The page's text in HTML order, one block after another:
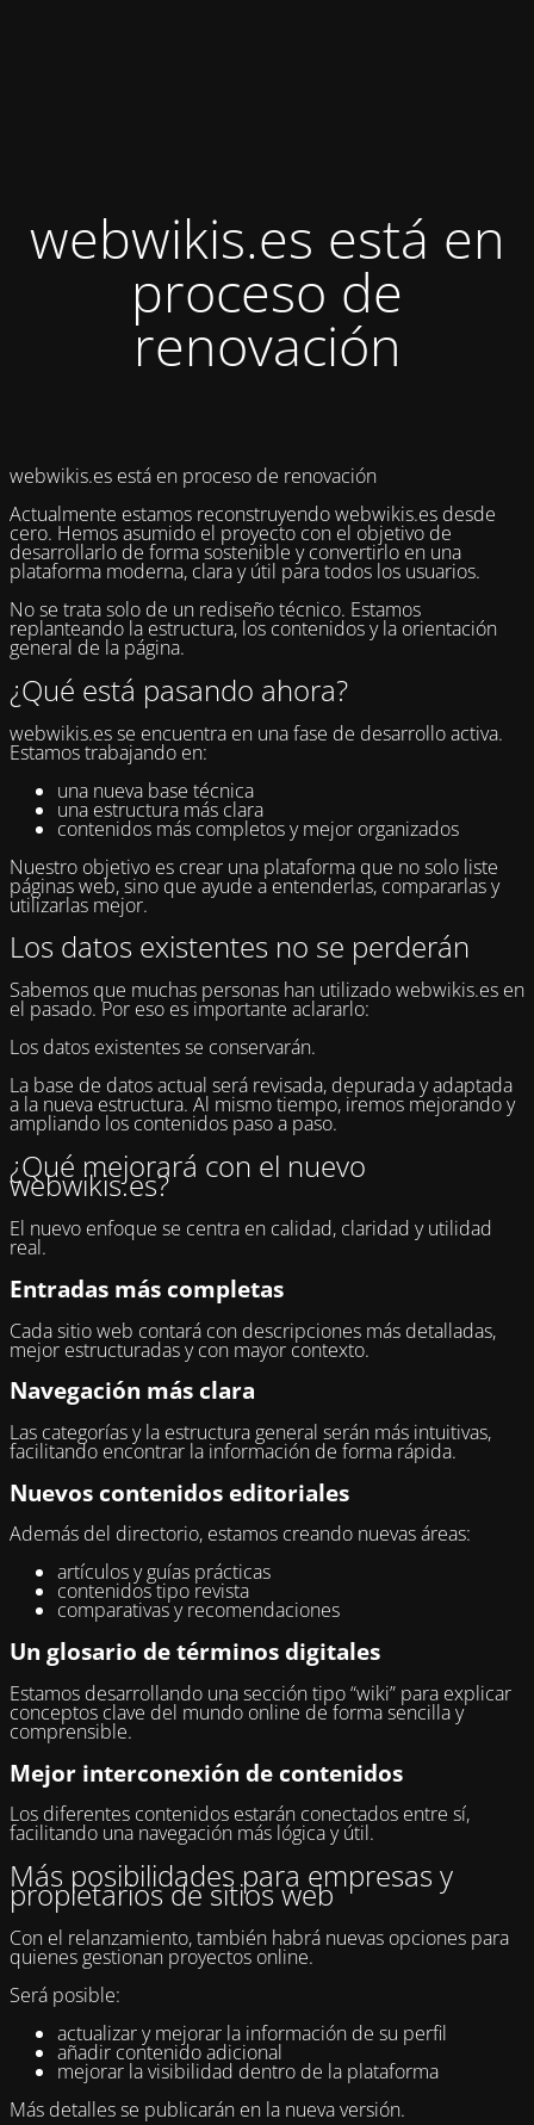
webwikis.es está en
proceso de
renovación
webwikis.es está en proceso de renovación
Actualmente estamos reconstruyendo webwikis.es desde
cero. Hemos asumido el proyecto con el objetivo de
desarrollarlo de forma sostenible y convertirlo en una
plataforma moderna, clara y útil para todos los usuarios.
No se trata solo de un rediseño técnico. Estamos
replanteando la estructura, los contenidos y la orientación
general de la página.
¿Qué está pasando ahora?
webwikis.es se encuentra en una fase de desarrollo activa.
Estamos trabajando en:
una nueva base técnica
una estructura más clara
contenidos más completos y mejor organizados
Nuestro objetivo es crear una plataforma que no solo liste
páginas web, sino que ayude a entenderlas, compararlas y
utilizarlas mejor.
Los datos existentes no se perderán
Sabemos que muchas personas han utilizado webwikis.es en
el pasado. Por eso es importante aclararlo:
Los datos existentes se conservarán.
La base de datos actual será revisada, depurada y adaptada
a la nueva estructura. Al mismo tiempo, iremos mejorando y
ampliando los contenidos paso a paso.
¿Qué mejorará con el nuevo
webwikis.es?
El nuevo enfoque se centra en calidad, claridad y utilidad
real.
Entradas más completas
Cada sitio web contará con descripciones más detalladas,
mejor estructuradas y con mayor contexto.
Navegación más clara
Las categorías y la estructura general serán más intuitivas,
facilitando encontrar la información de forma rápida.
Nuevos contenidos editoriales
Además del directorio, estamos creando nuevas áreas:
artículos y guías prácticas
contenidos tipo revista
comparativas y recomendaciones
Un glosario de términos digitales
Estamos desarrollando una sección tipo “wiki” para explicar
conceptos clave del mundo online de forma sencilla y
comprensible.
Mejor interconexión de contenidos
Los diferentes contenidos estarán conectados entre sí,
facilitando una navegación más lógica y útil.
Más posibilidades para empresas y
propietarios de sitios web
Con el relanzamiento, también habrá nuevas opciones para
quienes gestionan proyectos online.
Será posible:
actualizar y mejorar la información de su perfil
añadir contenido adicional
mejorar la visibilidad dentro de la plataforma
Más detalles se publicarán en la nueva versión.